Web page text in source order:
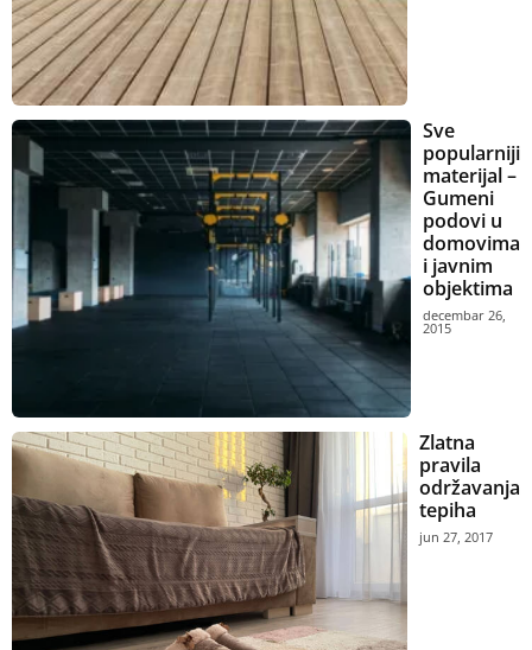
Sve
popularniji
materijal –
Gumeni
podovi u
domovima
i javnim
objektima
decembar 26,
2015
Zlatna
pravila
održavanja
tepiha
jun 27, 2017